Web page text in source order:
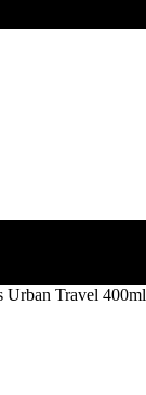
Urban Travel 400ml